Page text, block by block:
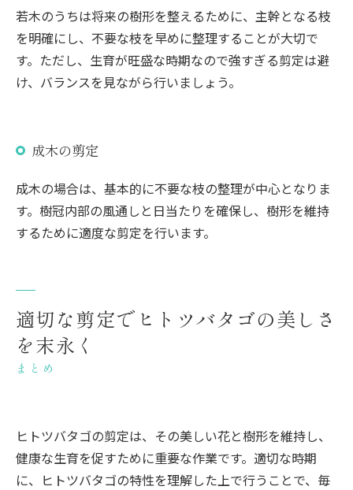
若木のうちは将来の樹形を整えるために、主幹となる枝
を明確にし、不要な枝を早めに整理することが大切で
す。ただし、生育が旺盛な時期なので強すぎる剪定は避
け、バランスを見ながら行いましょう。
成木の剪定
成木の場合は、基本的に不要な枝の整理が中心となりま
す。樹冠内部の風通しと日当たりを確保し、樹形を維持
するために適度な剪定を行います。
適切な剪定でヒトツバタゴの美しさ
を末永く
まとめ
ヒトツバタゴの剪定は、その美しい花と樹形を維持し、
健康な生育を促すために重要な作業です。適切な時期
に、ヒトツバタゴの特性を理解した上で行うことで、毎